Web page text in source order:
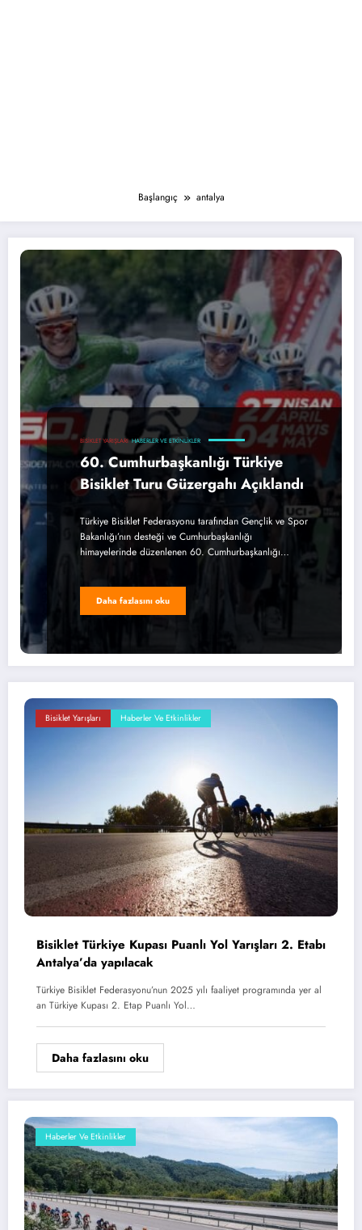
Başlangıç antalya
BISIKLET YARIŞLARI HABERLER VE ETKINLIKLER
60. Cumhurbaşkanlığı Türkiye
Bisiklet Turu Güzergahı Açıklandı
Türkiye Bisiklet Federasyonu tarafından Gençlik ve Spor
Bakanlığı’nın desteği ve Cumhurbaşkanlığı
himayelerinde düzenlenen 60. Cumhurbaşkanlığı…
Daha fazlasını oku
Bisiklet Yarışları Haberler Ve Etkinlikler
Bisiklet Türkiye Kupası Puanlı Yol Yarışları 2. Etabı
Antalya’da yapılacak
Türkiye Bisiklet Federasyonu’nun 2025 yılı faaliyet programında yer al
an Türkiye Kupası 2. Etap Puanlı Yol…
Daha fazlasını oku
Haberler Ve Etkinlikler